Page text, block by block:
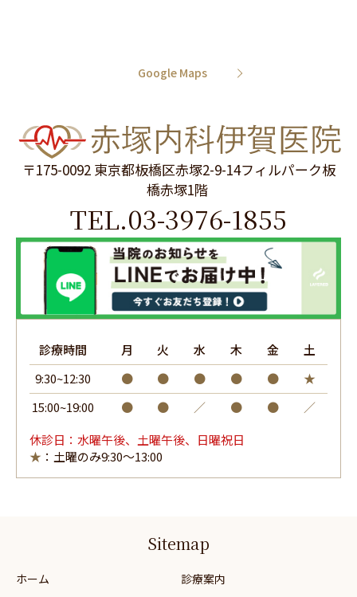
Google Maps
〒175-0092 東京都板橋区赤塚2-9-14フィルパーク板
橋赤塚1階
TEL.03-3976-1855
診療時間 月 火 水 木 金
土
9:30~12:30
● ● ● ● ●
★
15:00~19:00
● ● ／ ● ●
／
休診日：水曜午後、土曜午後、日曜祝日
★ ：土曜のみ9:30～13:00
Sitemap
ホーム 診療案内